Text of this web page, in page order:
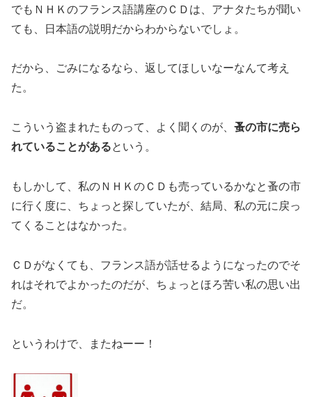
でもＮＨＫのフランス語講座のＣＤは、アナタたちが聞い
ても、日本語の説明だからわからないでしょ。
だから、ごみになるなら、返してほしいなーなんて考え
た。
こういう盗まれたものって、よく聞くのが、 蚤の市に売ら
れていることがあるという。
もしかして、私のＮＨＫのＣＤも売っているかなと蚤の市
に行く度に、ちょっと探していたが、結局、私の元に戻っ
てくることはなかった。
ＣＤがなくても、フランス語が話せるようになったのでそ
れはそれでよかったのだが、ちょっとほろ苦い私の思い出
だ。
というわけで、またねーー！